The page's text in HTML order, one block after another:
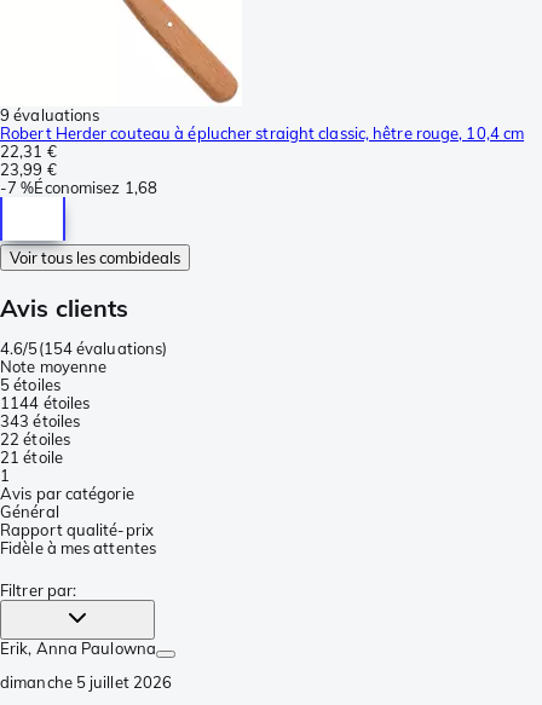
9 évaluations
Robert Herder couteau à éplucher straight classic, hêtre rouge, 10,4 cm
22,31 €
23,99 €
-7 %Économisez 1,68
Voir tous les combideals
Avis clients
4.6/5(154 évaluations)
Note moyenne
5 étoiles
1144 étoiles
343 étoiles
22 étoiles
21 étoile
1
Avis par catégorie
Général
Rapport qualité-prix
Fidèle à mes attentes
Filtrer par:
Erik, Anna Paulowna
dimanche 5 juillet 2026